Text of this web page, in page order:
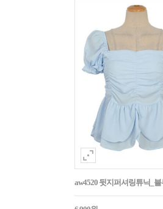
aw4520 뒷지퍼셔링튜닉_블